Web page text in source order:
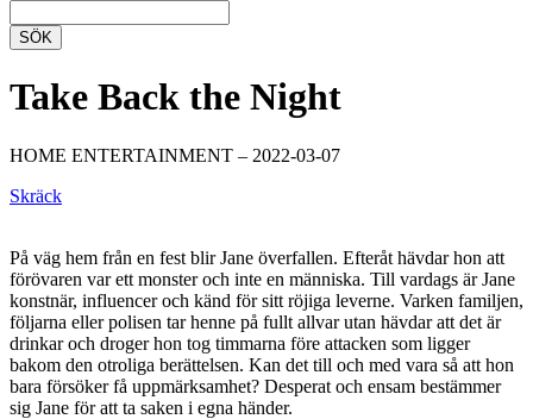
SÖK
Take Back the Night
HOME ENTERTAINMENT – 2022-03-07
Skräck
På väg hem från en fest blir Jane överfallen. Efteråt hävdar hon att
förövaren var ett monster och inte en människa. Till vardags är Jane
konstnär, influencer och känd för sitt röjiga leverne. Varken familjen,
följarna eller polisen tar henne på fullt allvar utan hävdar att det är
drinkar och droger hon tog timmarna före attacken som ligger
bakom den otroliga berättelsen. Kan det till och med vara så att hon
bara försöker få uppmärksamhet? Desperat och ensam bestämmer
sig Jane för att ta saken i egna händer.